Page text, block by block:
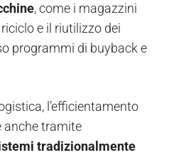
, come i magazzini
e il riutilizzo dei
programmi di buyback e
l’efficientamento
anche tramite
tradizionalmente